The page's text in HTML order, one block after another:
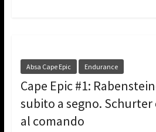
Absa Cape Epic Endurance
Cape Epic #1:
subito a segno.
al comando